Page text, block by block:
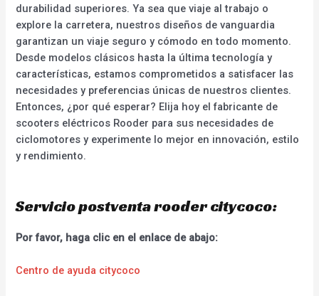
durabilidad superiores. Ya sea que viaje al trabajo o
explore la carretera, nuestros diseños de vanguardia
garantizan un viaje seguro y cómodo en todo momento.
Desde modelos clásicos hasta la última tecnología y
características, estamos comprometidos a satisfacer las
necesidades y preferencias únicas de nuestros clientes.
Entonces, ¿por qué esperar? Elija hoy el fabricante de
scooters eléctricos Rooder para sus necesidades de
ciclomotores y experimente lo mejor en innovación, estilo
y rendimiento.
Servicio postventa rooder citycoco:
Por favor, haga clic en el enlace de abajo:
Centro de ayuda citycoco